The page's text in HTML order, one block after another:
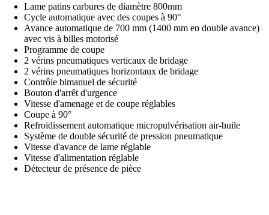
Lame patins carbures de diamètre 800mm
Cycle automatique avec des coupes à 90°
Avance automatique de 700 mm (1400 mm en double avance)
avec vis à billes motorisé
Programme de coupe
2 vérins pneumatiques verticaux de bridage
2 vérins pneumatiques horizontaux de bridage
Contrôle bimanuel de sécurité
Bouton d'arrêt d'urgence
Vitesse d'amenage et de coupe réglables
Coupe à 90°
Refroidissement automatique micropulvérisation air-huile
Système de double sécurité de pression pneumatique
Vitesse d'avance de lame réglable
Vitesse d'alimentation réglable
Détecteur de présence de pièce